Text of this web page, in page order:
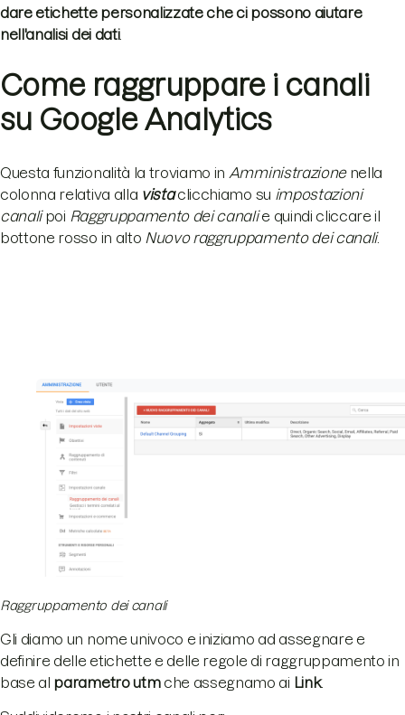
dare etichette personalizzate che ci possono aiutare
nell'analisi dei dati.
Come raggruppare i canali
su Google Analytics
Questa funzionalità la troviamo in Amministrazionenella
colonna relativa alla vistaclicchiamo su impostazioni
canalipoi Raggruppamento dei canalie quindi cliccare il
bottone rosso in alto Nuovo raggruppamento dei canali.
Raggruppamento dei canali
Gli diamo un nome univoco e iniziamo ad assegnare e
definire delle etichette e delle regole di raggruppamento in
base al parametro utmche assegnamo ai Link.